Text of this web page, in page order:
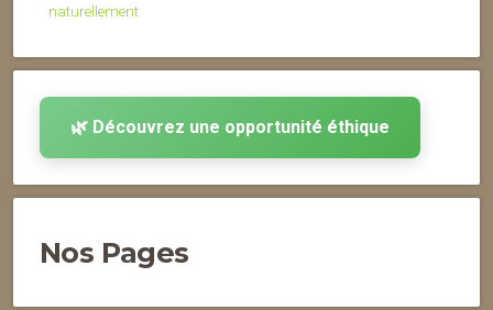
naturellement
🌿 Découvrez une opportunité éthique
Nos Pages